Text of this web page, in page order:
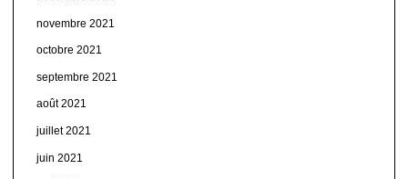
novembre 2021
octobre 2021
septembre 2021
août 2021
juillet 2021
juin 2021